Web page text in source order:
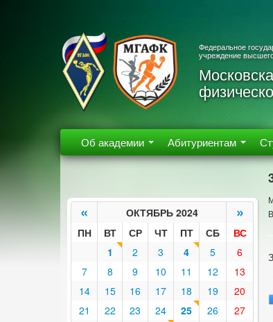
Федеральное
учреждение
Об академии Абитуриентам
« ОКТЯБРЬ 2024 »
ПН ВТ СР ЧТ ПТ СБ
ВС
1
2 3 4 5
6
7
8 9 10 11 12
13
14
15 16 17 18 19
20
21
22 23 24 25 26
27